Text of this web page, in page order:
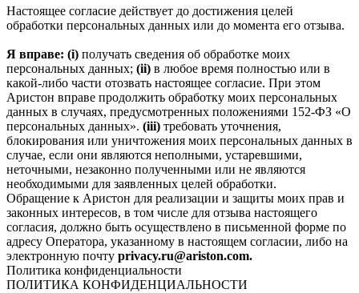
Настоящее согласие действует до достижения целей
обработки персональных данных или до момента его отзыва.
Я вправе: (i) получать сведения об обработке моих
персональных данных; (ii) в любое время полностью или в
какой-либо части отозвать настоящее согласие. При этом
Аристон вправе продолжить обработку моих персональных
данных в случаях, предусмотренных положениями 152-ФЗ «О
персональных данных». (iii) требовать уточнения,
блокирования или уничтожения моих персональных данных в
случае, если они являются неполными, устаревшими,
неточными, незаконно полученными или не являются
необходимыми для заявленных целей обработки.
Обращение к Аристон для реализации и защиты моих прав и
законных интересов, в том числе для отзыва настоящего
согласия, должно быть осуществлено в письменной форме по
адресу Оператора, указанному в настоящем согласии, либо на
электронную почту privacy.ru@ariston.com.
Политика конфиденциальности
ПОЛИТИКА КОНФИДЕНЦИАЛЬНОСТИ